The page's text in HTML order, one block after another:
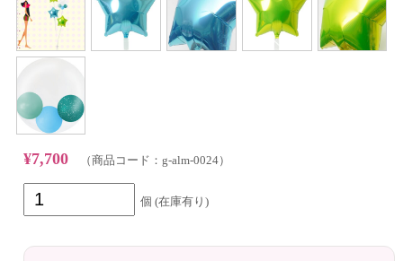
¥7,700（商品コード：g-alm-0024）
個 (在庫有り)